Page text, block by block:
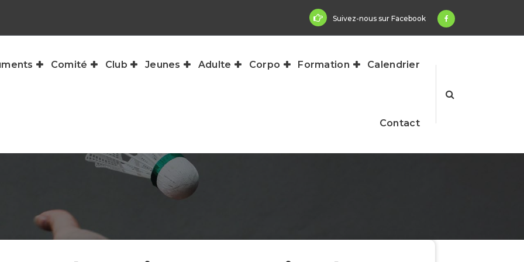
Suivez-nous sur Facebook
Comité Club Jeunes Adulte Corpo Formation Calendrier
Contact